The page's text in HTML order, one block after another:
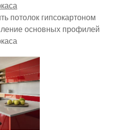
потолок гипсокартоном
основных профилей